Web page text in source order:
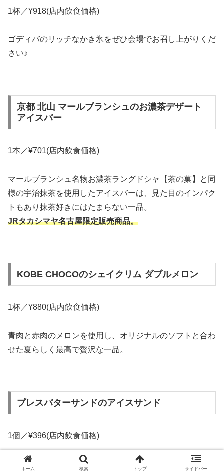
1杯／¥918(店内飲食価格)
ゴディバのリッチなかき氷をぜひ会場でお召し上がりくだ
さい♪
京都 北山 マールブランシュのお濃茶デザート
アイスバー
1本／¥701(店内飲食価格)
マールブランシュ名物お濃茶ラングドシャ【茶の菓】と同
様の宇治抹茶を使用したアイスバーは、見た目のインパク
トもあり抹茶好きにはたまらない一品。
JRタカシマヤ名古屋限定販売商品。
KOBE CHOCOのシェイクリム ダブルメロン
1杯／¥880(店内飲食価格)
青肉と赤肉のメロンを使用し、オリジナルのソフトと合わ
せた夏らしく最高で贅沢な一品。
プレスバターサンドのアイスサンド
1個／¥396(店内飲食価格)
焼き立てサクサクのレモンバタークッキーで、レモンの皮
ホーム 検索 トップ サイドバー